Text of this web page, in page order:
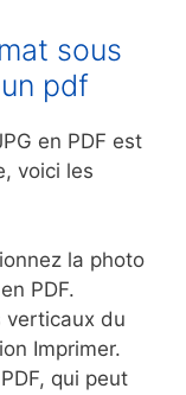
sous
pdf
en PDF est
voici les
la photo
PDF.
verticaux du
Imprimer.
qui peut